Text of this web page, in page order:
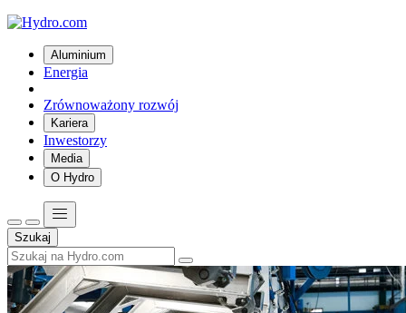
Aluminium
Energia
Zrównoważony rozwój
Kariera
Inwestorzy
Media
O Hydro
Szukaj